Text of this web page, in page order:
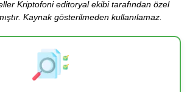
Kriptofoni editoryal ekibi tarafından özel
Kaynak gösterilmeden kullanılamaz.